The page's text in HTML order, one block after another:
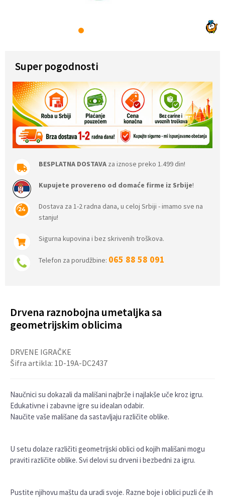
1
Super pogodnosti
BESPLATNA DOSTAVA za iznose preko 1.499 din!
Kupujete provereno od domaće firme iz Srbije!
Dostava za 1-2 radna dana, u celoj Srbiji - imamo sve na
stanju!
Sigurna kupovina i bez skrivenih troškova.
Telefon za porudžbine: 065 88 58 091
Drvena raznobojna umetaljka sa
geometrijskim oblicima
DRVENE IGRAČKE
Šifra artikla: 1D-19A-DC2437
Naučnici su dokazali da mališani najbrže i najlakše uče kroz igru.
Edukativne i zabavne igre su idealan odabir.
Naučite vaše mališane da sastavljaju različite oblike.
U setu dolaze različiti geometrijski oblici od kojih mališani mogu
praviti različite oblike. Svi delovi su drveni i bezbedni za igru.
Pustite njihovu maštu da uradi svoje. Razne boje i oblici puzli će ih